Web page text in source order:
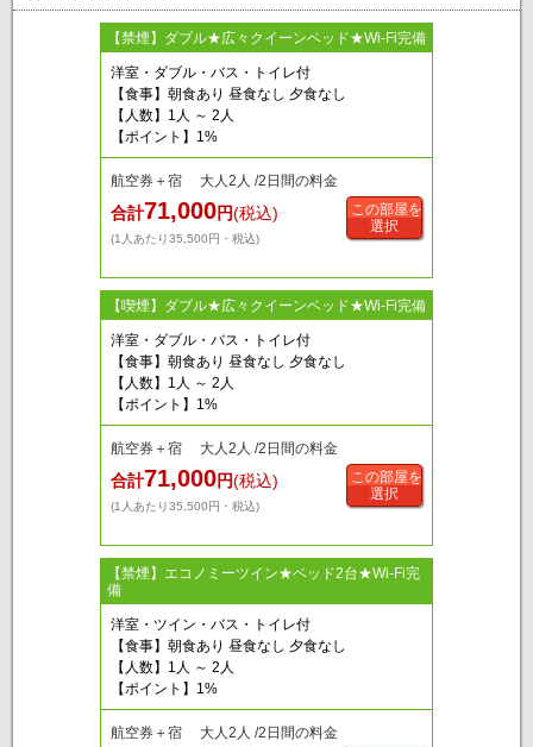
【禁煙】ダブル★広々クイーンベッド★Wi-Fi完備
洋室・ダブル・バス・トイレ付
【食事】朝食あり 昼食なし 夕食なし
【人数】1人 ～ 2人
【ポイント】1%
航空券＋宿 大人2人 /2日間の料金
合計71,000円(税込)
(1人あたり35,500円・税込)
この部屋を
選択
【喫煙】ダブル★広々クイーンベッド★Wi-Fi完備
洋室・ダブル・バス・トイレ付
【食事】朝食あり 昼食なし 夕食なし
【人数】1人 ～ 2人
【ポイント】1%
航空券＋宿 大人2人 /2日間の料金
合計71,000円(税込)
(1人あたり35,500円・税込)
この部屋を
選択
【禁煙】エコノミーツイン★ベッド2台★Wi-Fi完
備
洋室・ツイン・バス・トイレ付
【食事】朝食あり 昼食なし 夕食なし
【人数】1人 ～ 2人
【ポイント】1%
航空券＋宿 大人2人 /2日間の料金